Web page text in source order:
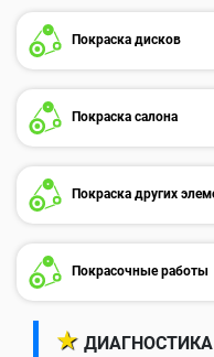
Покраска дисков
Покраска салона
Покраска других
Покрасочные работы
★ ДИАГНОСТИКА